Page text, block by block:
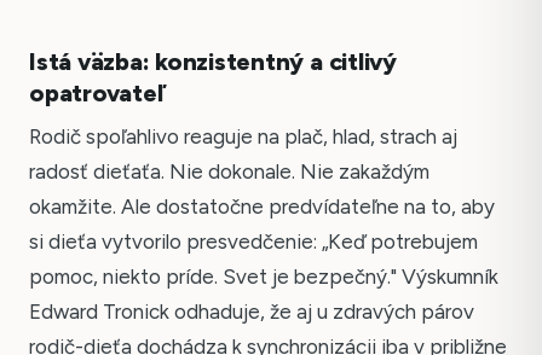
Istá väzba: konzistentný a citlivý
opatrovateľ
Rodič spoľahlivo reaguje na plač, hlad, strach aj
radosť dieťaťa. Nie dokonale. Nie zakaždým
okamžite. Ale dostatočne predvídateľne na to, aby
si dieťa vytvorilo presvedčenie: „Keď potrebujem
pomoc, niekto príde. Svet je bezpečný." Výskumník
Edward Tronick odhaduje, že aj u zdravých párov
rodič-dieťa dochádza k synchronizácii iba v približne